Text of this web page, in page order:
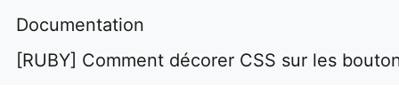
Documentation
[RUBY] Comment décorer CSS sur les